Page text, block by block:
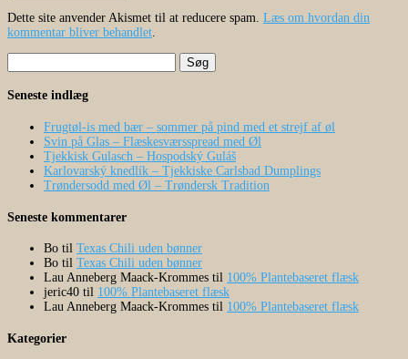
Dette site anvender Akismet til at reducere spam. Læs om hvordan din
kommentar bliver behandlet
Søg
efter:
Seneste indlæg
Frugtøl-is med bær – sommer på pind med et strejf af øl
Svin på Glas – Flæskesværsspread med Øl
Tjekkisk Gulasch – Hospodský Guláš
Karlovarský knedlík – Tjekkiske Carlsbad Dumplings
Trøndersodd med Øl – Trøndersk Tradition
Seneste kommentarer
Bo til Texas Chili uden bønner
Bo til Texas Chili uden bønner
Lau Anneberg Maack-Krommes til 100% Plantebaseret flæsk
jeric40 til 100% Plantebaseret flæsk
Lau Anneberg Maack-Krommes til 100% Plantebaseret flæsk
Kategorier